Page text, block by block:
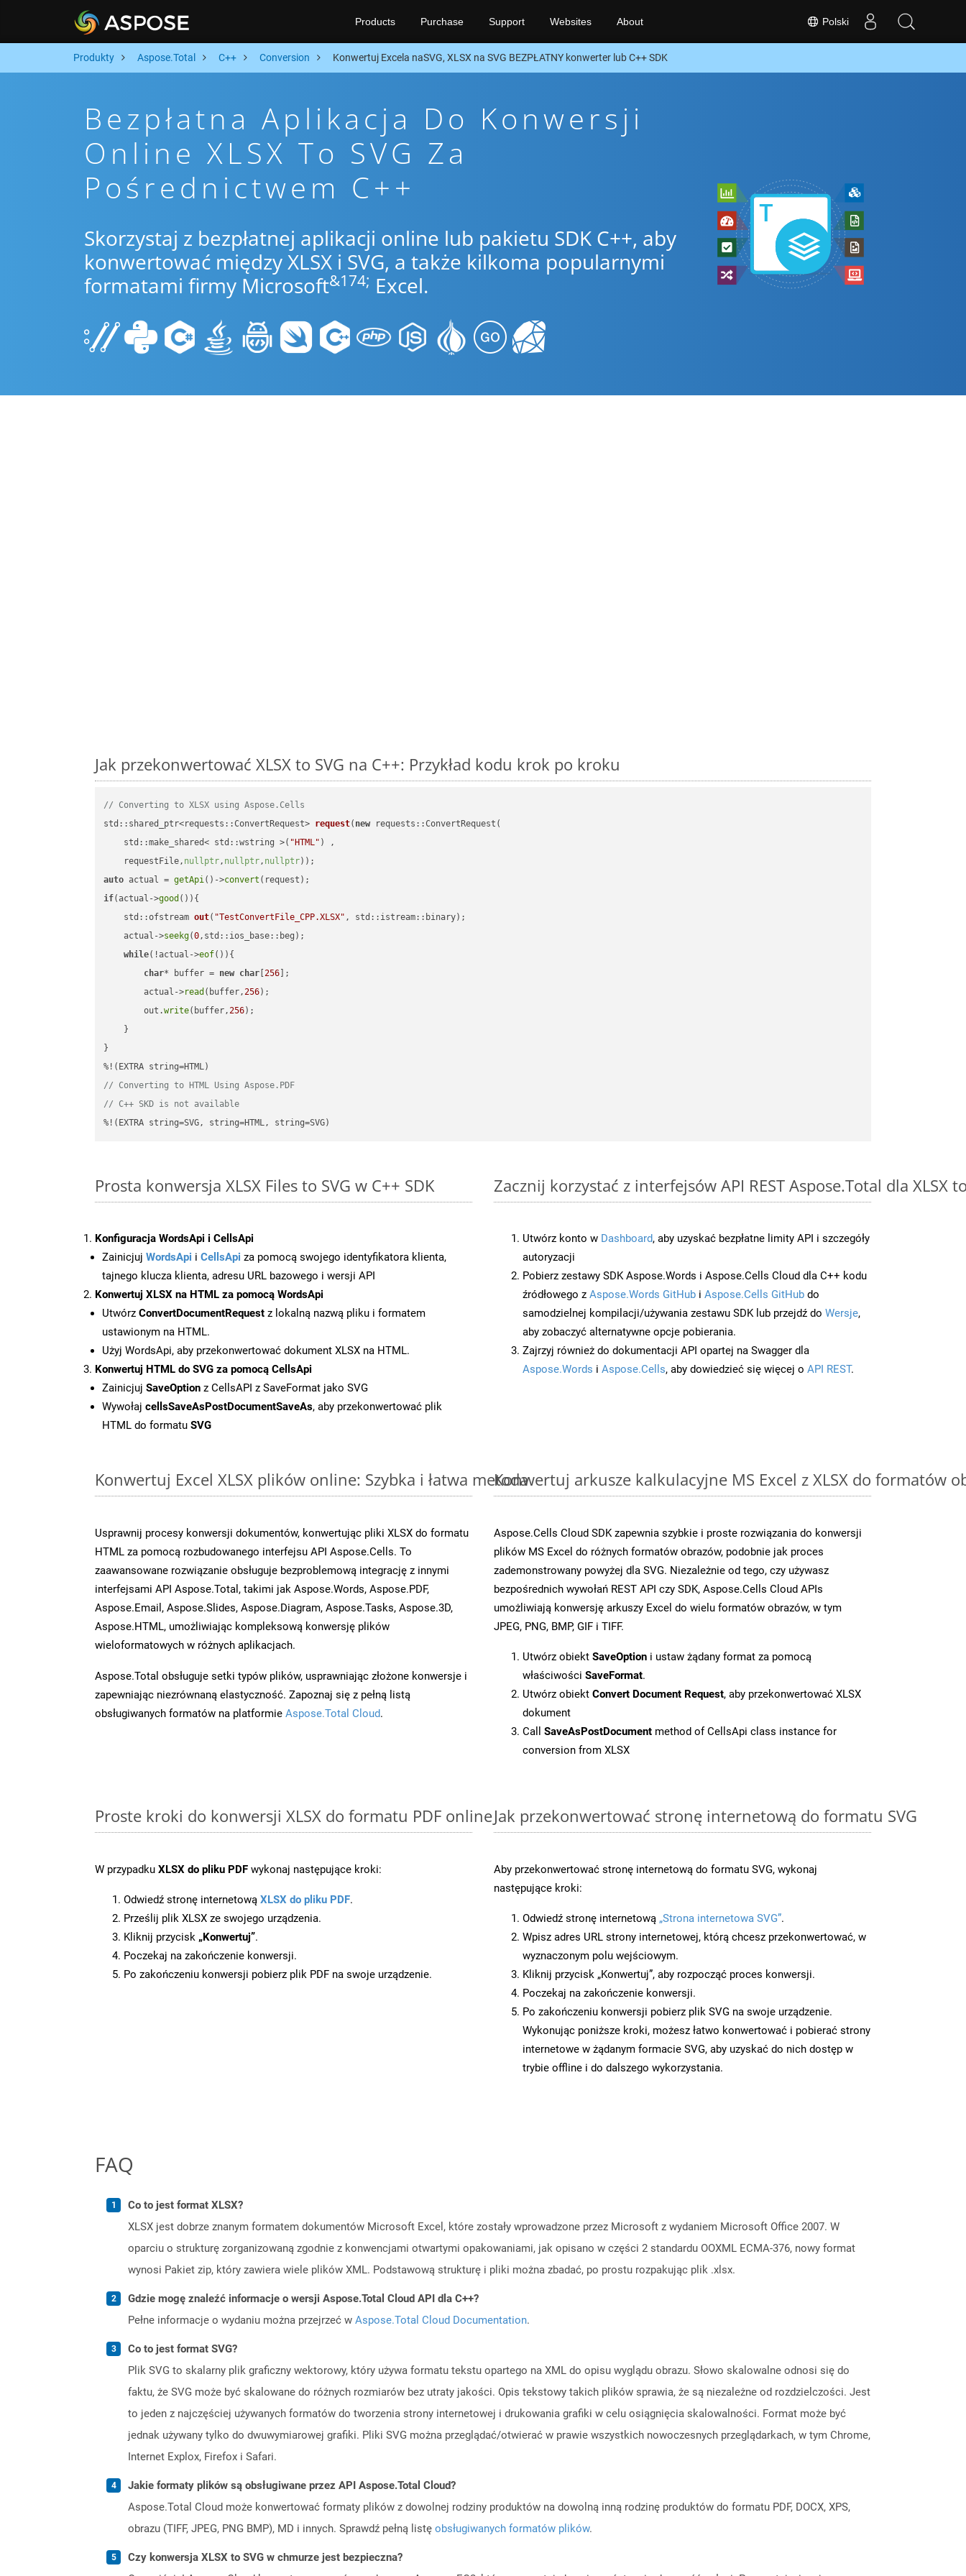
Polski
Products Purchase Support Websites About
Produkty Aspose.Total C++ Conversion Konwertuj Excela naSVG, XLSX na SVG BEZPŁATNY konwerter lub C++ SDK
Bezpłatna Aplikacja Do Konwersji
Online XLSX To SVG Za
Pośrednictwem C++
Skorzystaj z bezpłatnej aplikacji online lub pakietu SDK C++, aby
konwertować między XLSX i SVG, a także kilkoma popularnymi
formatami firmy Microsoft&174; Excel.
Jak przekonwertować XLSX to SVG na C++: Przykład kodu krok po kroku
// Converting to XLSX using Aspose.Cells
std::shared_ptr<requests::ConvertRequest> request( new requests::ConvertRequest(
    std::make_shared< std::wstring >(
"HTML" ) ,
    requestFile,
nullptr, nullptr, nullptr))
auto actual = getApi()->convert
if(actual->good ()){
std::ofstream out( "TestConvertFile_CPP.XLSX" , std::istream::binary) ;
    actual->
seekg(0,std::ios_base::beg);
while(!actual->eof()){
char* buffer = new char [256 ];
        actual->
read (buffer,256);
        out.
write(buffer,256);
    }
}
// Converting to HTML Using Aspose.PDF
// C++ SKD is not available
%!(EXTRA string=SVG, string=HTML, string=SVG)
Prosta konwersja XLSX Files to SVG w C++ SDK
Konfiguracja WordsApi i CellsApi
Zainicjuj WordsApi i CellsApi za pomocą swojego identyfikatora klienta,
tajnego klucza klienta, adresu URL bazowego i wersji API
Konwertuj XLSX na HTML za pomocą WordsApi
Utwórz ConvertDocumentRequest z lokalną nazwą pliku i formatem
ustawionym na HTML.
Użyj WordsApi, aby przekonwertować dokument XLSX na HTML.
Konwertuj HTML do SVG za pomocą CellsApi
Zainicjuj SaveOption z CellsAPI z SaveFormat jako SVG
Wywołaj cellsSaveAsPostDocumentSaveAs, aby przekonwertować plik
HTML do formatu SVG
Zacznij korzystać z interfejsów API REST Aspose.Total dla XLSX
Utwórz konto w Dashboard, aby uzyskać bezpłatne limity API i szczegóły
autoryzacji
Pobierz zestawy SDK Aspose.Words i Aspose.Cells Cloud dla C++ kodu
źródłowego z Aspose.Words GitHub i Aspose.Cells GitHub do
samodzielnej kompilacji/używania zestawu SDK lub przejdź do Wersje,
aby zobaczyć alternatywne opcje pobierania.
Zajrzyj również do dokumentacji API opartej na Swagger dla
Aspose.Words i Aspose.Cells, aby dowiedzieć się więcej o API REST.
Konwertuj Excel XLSX plików online: Szybka i łatwa metoda
Usprawnij procesy konwersji dokumentów, konwertując pliki XLSX do formatu
HTML za pomocą rozbudowanego interfejsu API Aspose.Cells. To
zaawansowane rozwiązanie obsługuje bezproblemową integrację z innymi
interfejsami API Aspose.Total, takimi jak Aspose.Words, Aspose.PDF,
Aspose.Email, Aspose.Slides, Aspose.Diagram, Aspose.Tasks, Aspose.3D,
Aspose.HTML, umożliwiając kompleksową konwersję plików
wieloformatowych w różnych aplikacjach.
Aspose.Total obsługuje setki typów plików, usprawniając złożone konwersje i
zapewniając niezrównaną elastyczność. Zapoznaj się z pełną listą
obsługiwanych formatów na platformie Aspose.Total Cloud.
Konwertuj arkusze kalkulacyjne MS Excel z XLSX do formatów
Aspose.Cells Cloud SDK zapewnia szybkie i proste rozwiązania do konwersji
plików MS Excel do różnych formatów obrazów, podobnie jak proces
zademonstrowany powyżej dla SVG. Niezależnie od tego, czy używasz
bezpośrednich wywołań REST API czy SDK, Aspose.Cells Cloud APIs
umożliwiają konwersję arkuszy Excel do wielu formatów obrazów, w tym
JPEG, PNG, BMP, GIF i TIFF.
Utwórz obiekt SaveOption i ustaw żądany format za pomocą
właściwości SaveFormat.
Utwórz obiekt Convert Document Request, aby przekonwertować XLSX
dokument
Call SaveAsPostDocument method of CellsApi class instance for
conversion from XLSX
Proste kroki do konwersji XLSX do formatu PDF online
W przypadku XLSX do pliku PDF wykonaj następujące kroki:
Odwiedź stronę internetową XLSX do pliku PDF.
Prześlij plik XLSX ze swojego urządzenia.
Kliknij przycisk „Konwertuj”.
Poczekaj na zakończenie konwersji.
Po zakończeniu konwersji pobierz plik PDF na swoje urządzenie.
Jak przekonwertować stronę internetową do formatu SVG
Aby przekonwertować stronę internetową do formatu SVG, wykonaj
następujące kroki:
Odwiedź stronę internetową „Strona internetowa SVG”.
Wpisz adres URL strony internetowej, którą chcesz przekonwertować, w
wyznaczonym polu wejściowym.
Kliknij przycisk „Konwertuj”, aby rozpocząć proces konwersji.
Poczekaj na zakończenie konwersji.
Po zakończeniu konwersji pobierz plik SVG na swoje urządzenie.
Wykonując poniższe kroki, możesz łatwo konwertować i pobierać strony
internetowe w żądanym formacie SVG, aby uzyskać do nich dostęp w
trybie offline i do dalszego wykorzystania.
FAQ
Co to jest format XLSX?
XLSX jest dobrze znanym formatem dokumentów Microsoft Excel, które zostały wprowadzone przez Microsoft z wydaniem Microsoft Office 2007. W
oparciu o strukturę zorganizowaną zgodnie z konwencjami otwartymi opakowaniami, jak opisano w części 2 standardu OOXML ECMA-376, nowy format
wynosi Pakiet zip, który zawiera wiele plików XML. Podstawową strukturę i pliki można zbadać, po prostu rozpakując plik .xlsx.
Gdzie mogę znaleźć informacje o wersji Aspose.Total Cloud API dla C++?
Pełne informacje o wydaniu można przejrzeć w Aspose.Total Cloud Documentation.
Co to jest format SVG?
Plik SVG to skalarny plik graficzny wektorowy, który używa formatu tekstu opartego na XML do opisu wyglądu obrazu. Słowo skalowalne odnosi się do
faktu, że SVG może być skalowane do różnych rozmiarów bez utraty jakości. Opis tekstowy takich plików sprawia, że ​​są niezależne od rozdzielczości. Jest
to jeden z najczęściej używanych formatów do tworzenia strony internetowej i drukowania grafiki w celu osiągnięcia skalowalności. Format może być
jednak używany tylko do dwuwymiarowej grafiki. Pliki SVG można przeglądać/otwierać w prawie wszystkich nowoczesnych przeglądarkach, w tym Chrome,
Internet Explox, Firefox i Safari.
Jakie formaty plików są obsługiwane przez API Aspose.Total Cloud?
Aspose.Total Cloud może konwertować formaty plików z dowolnej rodziny produktów na dowolną inną rodzinę produktów do formatu PDF, DOCX, XPS,
obrazu (TIFF, JPEG, PNG BMP), MD i innych. Sprawdź pełną listę obsługiwanych formatów plików.
Czy konwersja XLSX to SVG w chmurze jest bezpieczna?